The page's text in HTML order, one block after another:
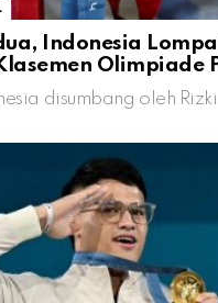
Indonesia
Olimpiade
disumbang oleh